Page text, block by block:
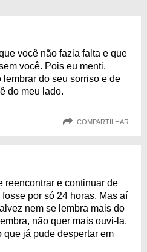
você não fazia falta e que
você. Pois eu menti.
do seu sorriso e de
do meu lado.
COMPARTILHAR
reencontrar e continuar de
por só 24 horas. Mas aí
nem se lembra mais do
não quer mais ouvi-la.
que já pude despertar em